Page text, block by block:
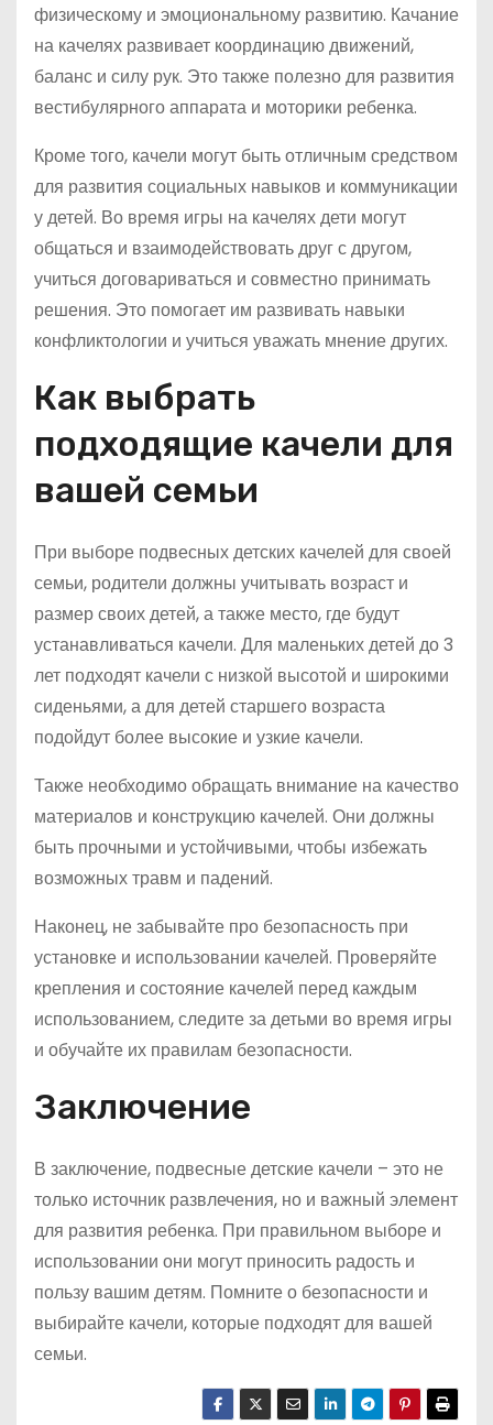
физическому и эмоциональному развитию. Качание
на качелях развивает координацию движений,
баланс и силу рук. Это также полезно для развития
вестибулярного аппарата и моторики ребенка.
Кроме того, качели могут быть отличным средством
для развития социальных навыков и коммуникации
у детей. Во время игры на качелях дети могут
общаться и взаимодействовать друг с другом,
учиться договариваться и совместно принимать
решения. Это помогает им развивать навыки
конфликтологии и учиться уважать мнение других.
Как выбрать
подходящие качели для
вашей семьи
При выборе подвесных детских качелей для своей
семьи, родители должны учитывать возраст и
размер своих детей, а также место, где будут
устанавливаться качели. Для маленьких детей до 3
лет подходят качели с низкой высотой и широкими
сиденьями, а для детей старшего возраста
подойдут более высокие и узкие качели.
Также необходимо обращать внимание на качество
материалов и конструкцию качелей. Они должны
быть прочными и устойчивыми, чтобы избежать
возможных травм и падений.
Наконец, не забывайте про безопасность при
установке и использовании качелей. Проверяйте
крепления и состояние качелей перед каждым
использованием, следите за детьми во время игры
и обучайте их правилам безопасности.
Заключение
В заключение, подвесные детские качели – это не
только источник развлечения, но и важный элемент
для развития ребенка. При правильном выборе и
использовании они могут приносить радость и
пользу вашим детям. Помните о безопасности и
выбирайте качели, которые подходят для вашей
семьи.